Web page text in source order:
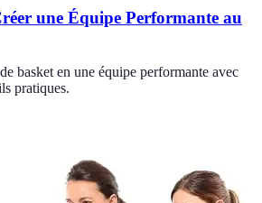
une Équipe Performante au
basket en une équipe performante avec
pratiques.